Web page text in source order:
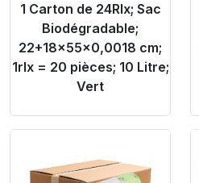
1 Carton de 24Rlx; Sac
Biodégradable;
22+18x55x0,0018 cm;
1rlx = 20 pièces; 10 Litre;
Vert